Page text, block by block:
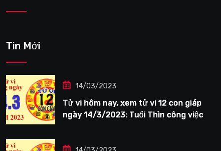
Tin Mới
14/03/2023
Tử vi hôm nay, xem tử vi 12 con giáp
ngày 14/3/2023: Tuổi Thìn công việc